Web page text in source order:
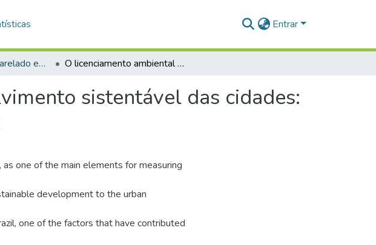
Entrar
ICS - TCC - Bacharelado em Direito O licenciamento ambiental e o desenvolvimento sistentável das cidades: o caso da Usina de Alfasto de Santarém
sistentável das cidades:
one of the main elements for measuring
development to the urban
one of the factors that have contributed